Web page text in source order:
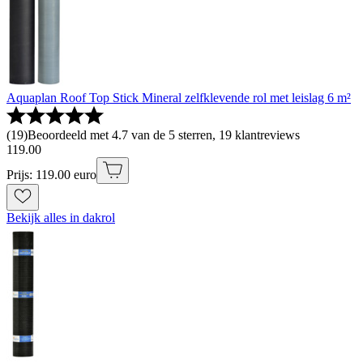
Aquaplan Roof Top Stick Mineral zelfklevende rol met leislag 6 m²
(19)Beoordeeld met 4.7 van de 5 sterren, 19 klantreviews
119.00
Prijs: 119.00 euro
Bekijk alles in dakrol